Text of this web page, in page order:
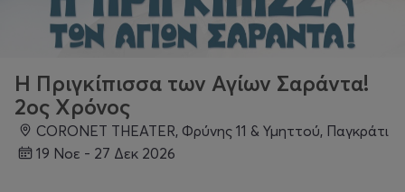
Η Πριγκίπισσα των Αγίων Σαράντα!
2ος Χρόνος
CORONET THEATER, Φρύνης 11 & Υμηττού, Παγκράτι
19 Νοε - 27 Δεκ 2026